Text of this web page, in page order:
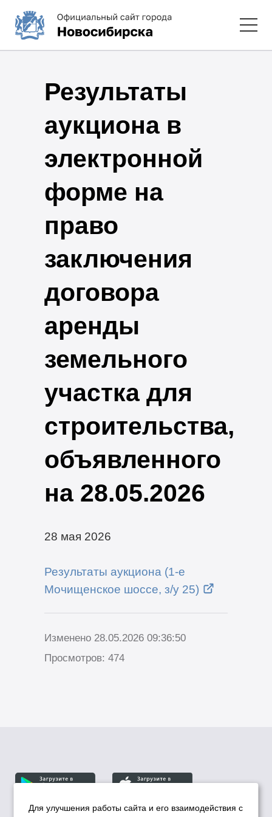
Результаты
аукциона в
электронной
форме на
право
заключения
договора
аренды
земельного
участка для
строительства,
объявленного
на 28.05.2026
28 мая 2026
Результаты аукциона (1-е
Мочищенское шоссе, з/у 25)
Изменено 28.05.2026 09:36:50
Просмотров: 474
Для улучшения работы сайта и его взаимодействия с